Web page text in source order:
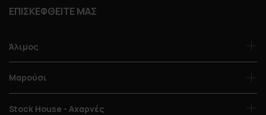
ΕΠΙΣΚΕΦΘΕΙΤΕ ΜΑΣ
Άλιμος
Μαρούσι
Stock House - Αχαρνές